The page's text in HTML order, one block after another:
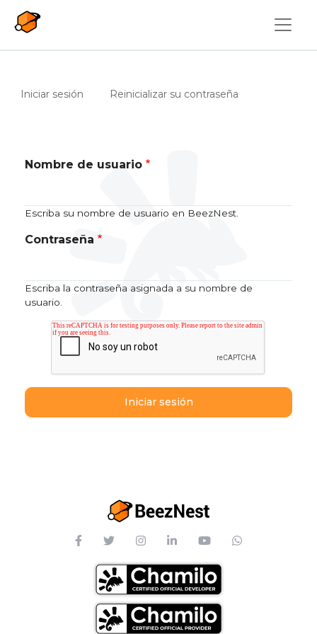
Solapas principales
Iniciar sesión (solapa activa)
Reinicializar su contraseña
Nombre de usuario
Escriba su nombre de usuario en BeezNest.
Contraseña
Escriba la contraseña asignada a su nombre de
usuario.